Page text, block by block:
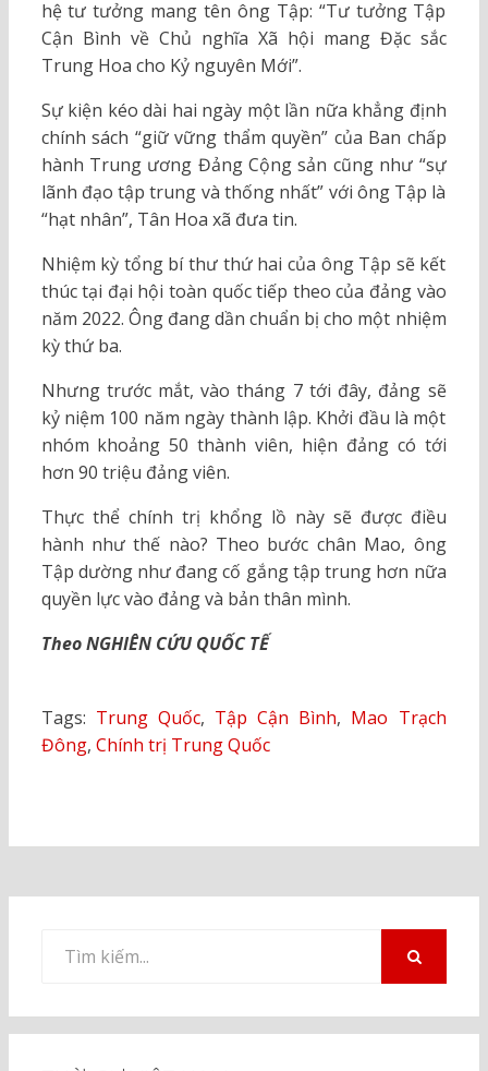
hệ tư tưởng mang tên ông Tập: “Tư tưởng Tập
Cận Bình về Chủ nghĩa Xã hội mang Đặc sắc
Trung Hoa cho Kỷ nguyên Mới”.
Sự kiện kéo dài hai ngày một lần nữa khẳng định
chính sách “giữ vững thẩm quyền” của Ban chấp
hành Trung ương Đảng Cộng sản cũng như “sự
lãnh đạo tập trung và thống nhất” với ông Tập là
“hạt nhân”, Tân Hoa xã đưa tin.
Nhiệm kỳ tổng bí thư thứ hai của ông Tập sẽ kết
thúc tại đại hội toàn quốc tiếp theo của đảng vào
năm 2022. Ông đang dần chuẩn bị cho một nhiệm
kỳ thứ ba.
Nhưng trước mắt, vào tháng 7 tới đây, đảng sẽ
kỷ niệm 100 năm ngày thành lập. Khởi đầu là một
nhóm khoảng 50 thành viên, hiện đảng có tới
hơn 90 triệu đảng viên.
Thực thể chính trị khổng lồ này sẽ được điều
hành như thế nào? Theo bước chân Mao, ông
Tập dường như đang cố gắng tập trung hơn nữa
quyền lực vào đảng và bản thân mình.
Theo NGHIÊN CỨU QUỐC TẾ
Tags: Trung Quốc, Tập Cận Bình, Mao Trạch
Đông, Chính trị Trung Quốc
kiếm